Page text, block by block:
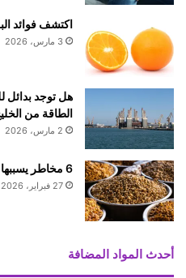
اكتشف فوائد
3 مارس، 2026
هل توجد بدائل
الطاقة من
2 مارس، 2026
6 مخاطر يسببها تناول الحلبة بكثرة لا تتوقعها
27 فبراير، 2026
أحدث المواد المضافة